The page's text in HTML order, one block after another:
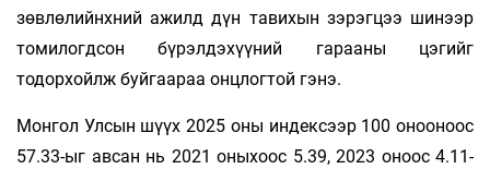
зөвлөлийнхний ажилд дүн тавихын зэрэгцээ шинээр
томилогдсон бүрэлдэхүүний гарааны цэгийг
тодорхойлж буйгаараа онцлогтой гэнэ.
Монгол Улсын шүүх 2025 оны индексээр 100 онооноос
57.33-ыг авсан нь 2021 оныхоос 5.39, 2023 оноос 4.11-